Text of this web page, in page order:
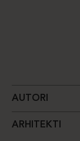
AUTORI
ARHITEKTI